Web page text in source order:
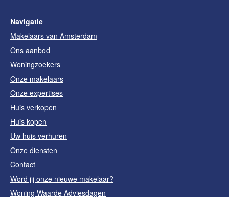
Navigatie
Makelaars van Amsterdam
Ons aanbod
Woningzoekers
Onze makelaars
Onze expertises
Huis verkopen
Huis kopen
Uw huis verhuren
Onze diensten
Contact
Word jij onze nieuwe makelaar?
Woning Waarde Adviesdagen